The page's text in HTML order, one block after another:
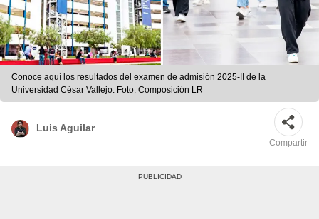
Conoce aquí los resultados del examen de admisión 2025-II de la
Universidad César Vallejo. Foto: Composición LR
Luis Aguilar
Compartir